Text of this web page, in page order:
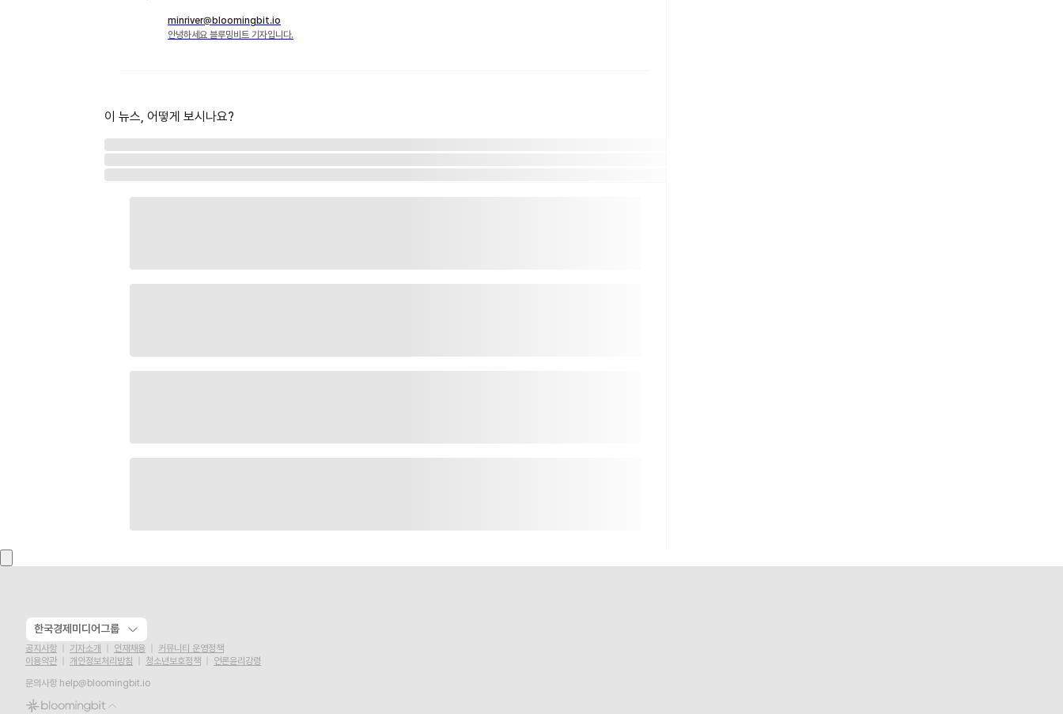
minriver@bloomingbit.io
안녕하세요 블루밍비트 기자입니다.
이 뉴스, 어떻게 보시나요?
한국경제미디어그룹
공지사항 기자소개 인재채용
커뮤니티 운영정책
이용약관
개인정보처리방침 청소년보호정책
언론윤리강령
문의사항 help@bloomingbit.io